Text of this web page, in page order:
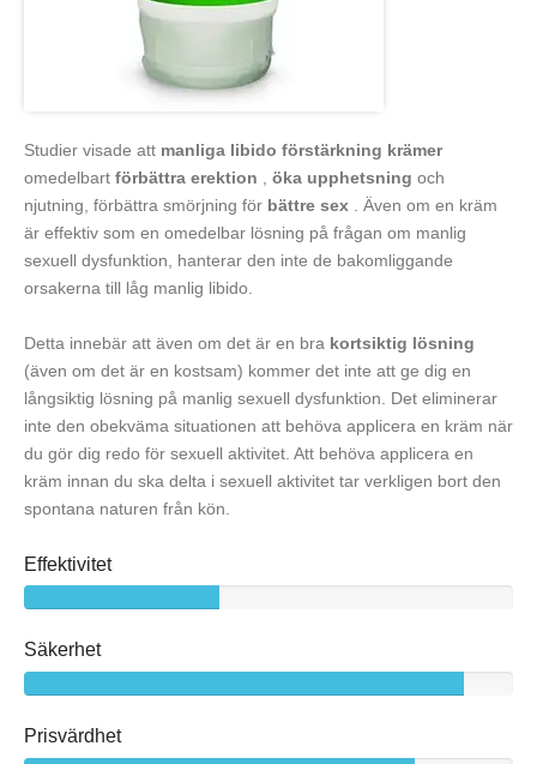
Studier visade att manliga libido förstärkning krämer
omedelbart förbättra erektion öka upphetsning och
njutning, förbättra smörjning för bättre sex . Även om en kräm
är effektiv som en omedelbar lösning på frågan om manlig
sexuell dysfunktion, hanterar den inte de bakomliggande
orsakerna till låg manlig libido.
Detta innebär att även om det är en bra kortsiktig lösning
(även om det är en kostsam) kommer det inte att ge dig en
långsiktig lösning på manlig sexuell dysfunktion. Det eliminerar
inte den obekväma situationen att behöva applicera en kräm när
du gör dig redo för sexuell aktivitet. Att behöva applicera en
kräm innan du ska delta i sexuell aktivitet tar verkligen bort den
spontana naturen från kön.
Effektivitet
Säkerhet
Prisvärdhet